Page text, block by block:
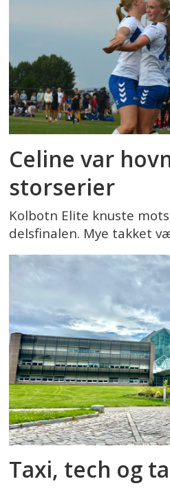
Celine var
storserier
Kolbotn Elite knuste
delsfinalen. Mye takket
Taxi, tech og